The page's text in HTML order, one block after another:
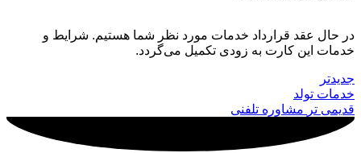
در حال عقد قرارداد خدمات مورد نظر شما هستیم. شرایط و
خدمات این کارت به زودی تکمیل می‌گردد.
جدیدتر
خدمات تولد
قدیمی تر مشاوره تلفنی